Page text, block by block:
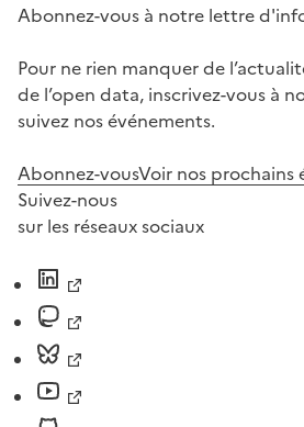
Abonnez-vous à notre lettre
Pour ne rien manquer de
de l’open data, inscrivez-vous à
suivez nos événements.
Abonnez-vousVoir nos prochains
Suivez-nous
sur les réseaux sociaux